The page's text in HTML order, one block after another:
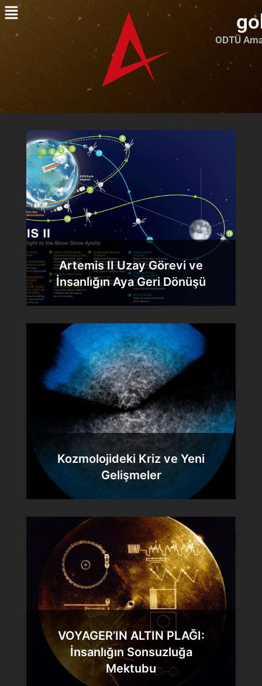
ODTÜ
Artemis II Uzay Görevi ve
İnsanlığın Aya Geri Dönüşü
Kozmolojideki Kriz ve Yeni
Gelişmeler
VOYAGER’IN ALTIN PLAĞI:
İnsanlığın Sonsuzluğa
Mektubu